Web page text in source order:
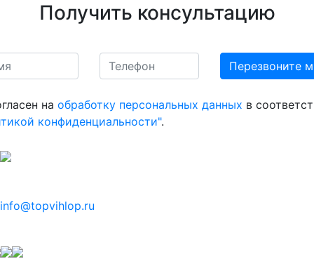
Получить консультацию
на обработку персональных данных в
конфиденциальности".
info@topvihlop.ru